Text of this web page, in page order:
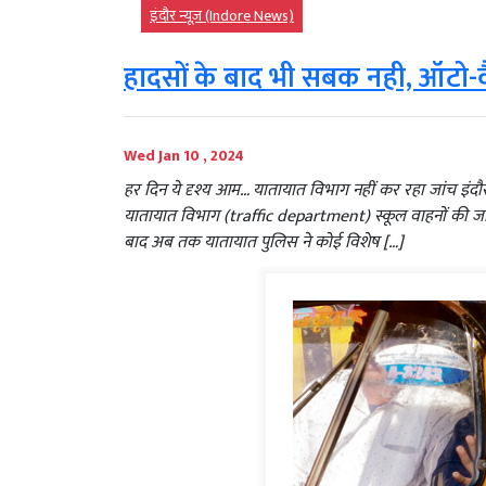
इंदौर न्यूज़ (Indore News)
हादसों के बाद भी सबक नही,
Wed Jan 10 , 2024
हर दिन ये दृश्य आम… यातायात विभाग नहीं कर रहा जांच
यातायात विभाग (traffic department) स्कूल वाहनों
बाद अब तक यातायात पुलिस ने कोई विशेष […]